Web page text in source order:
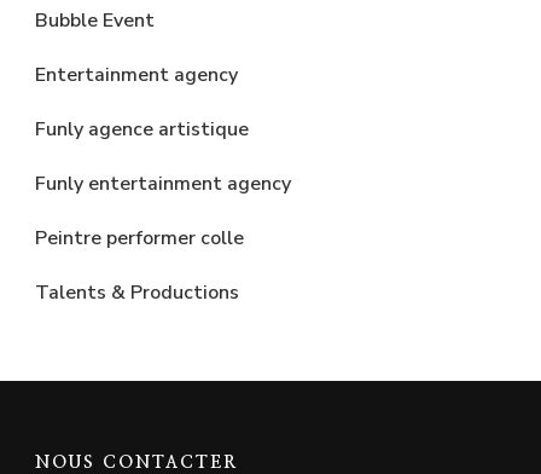
Bubble Event
Entertainment agency
Funly agence artistique
Funly entertainment agency
Peintre performer colle
Talents & Productions
NOUS CONTACTER